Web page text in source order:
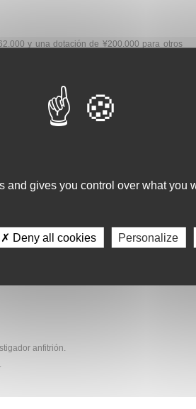
y una dotación de ¥200.000 para otros
anfitriones de los centros japoneses de
a tiempo completo con la entidad
para la presentación de solicitudes:
a Japón entre el 1 de abril y el 30 de
a Japón entre el 1 de septiembre y el 30
anfitrión.
and gives you control over what you
✗ Deny all cookies Personalize